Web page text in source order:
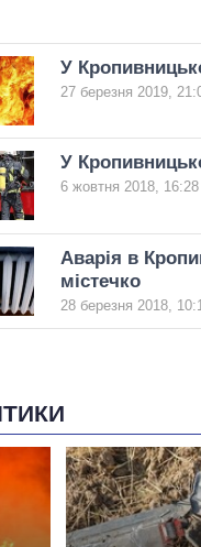
У
27 березня 2019,
У
6 жовтня 2018, 16:28
Аварія в
містечко
28 березня 2018,